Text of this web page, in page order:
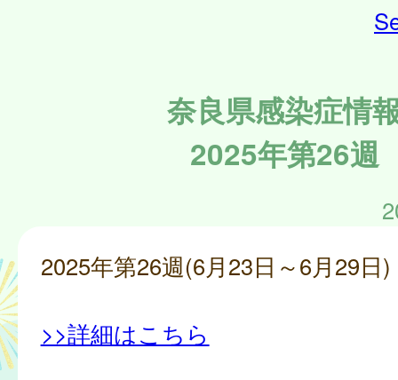
奈良県感染症情
2025年第26週
2025年第26週(6月23日～6月29日)
>>詳細はこちら